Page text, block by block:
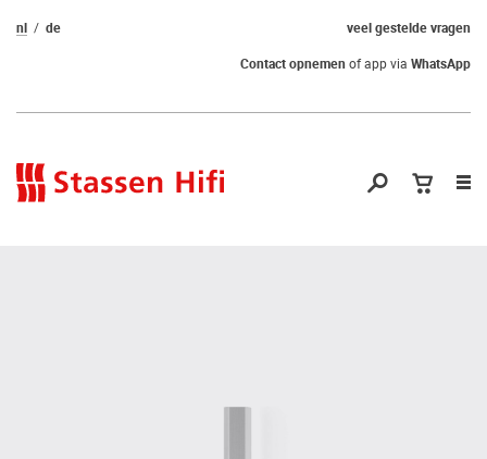
veel gestelde vragen
nl
de
Contact opnemenof app via WhatsApp